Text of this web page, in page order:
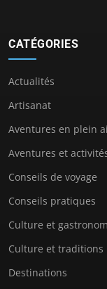
CATÉGORIES
Actualités
Artisanat
Aventures en plein
Aventures et
Conseils de voyage
Conseils pratiques
Culture et
Culture et traditions
Destinations